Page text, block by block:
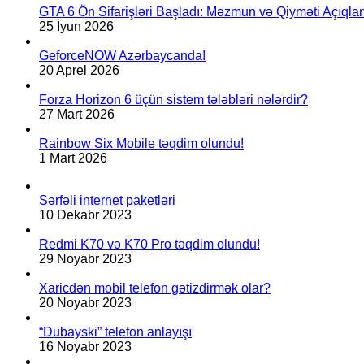
GTA 6 Ön Sifarişləri Başladı: Məzmun və Qiyməti
25 İyun 2026
GeforceNOW Azərbaycanda!
20 Aprel 2026
Forza Horizon 6 üçün sistem tələbləri nələrdir?
27 Mart 2026
Rainbow Six Mobile təqdim olundu!
1 Mart 2026
Sərfəli internet paketləri
10 Dekabr 2023
Redmi K70 və K70 Pro təqdim olundu!
29 Noyabr 2023
Xaricdən mobil telefon gətizdirmək olar?
20 Noyabr 2023
“Dubayski” telefon anlayışı
16 Noyabr 2023